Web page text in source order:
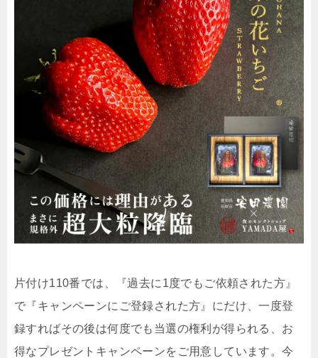
片付け110番では、『過去に1度でもご依頼された方』
で『キャンペーンにご登録された方』にだけ、一度登
録すればその後は何度でも当選の権利が得られる、お
得なプレゼントキャンペーンをご用意しています。今